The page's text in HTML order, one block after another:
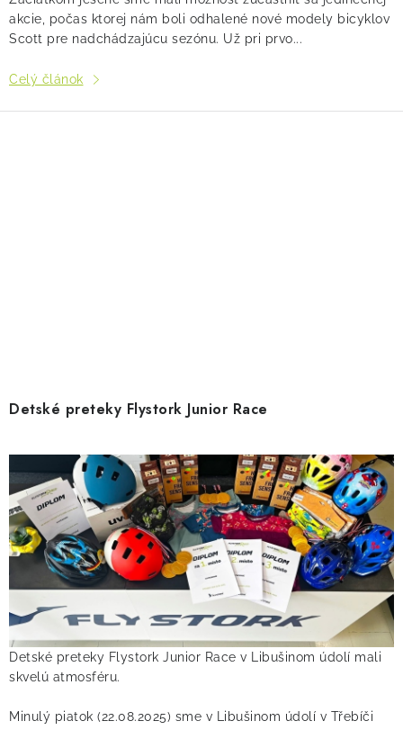
akcie, počas ktorej nám boli odhalené nové modely bicyklov
Scott pre nadchádzajúcu sezónu. Už pri prvo...
Celý článok
Detské preteky Flystork Junior Race
Detské preteky Flystork Junior Race v Libušinom údolí mali
skvelú atmosféru.
Minulý piatok (22.08.2025) sme v Libušinom údolí v Třebíči